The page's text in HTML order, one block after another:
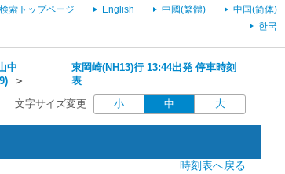
索トップページ English 中國(繁體)
中国(简体)
한국
中
＞
東岡崎(NH13)行 13:44出発 停車時刻
表
文字サイズ変更 小 中 大
時刻表へ戻る